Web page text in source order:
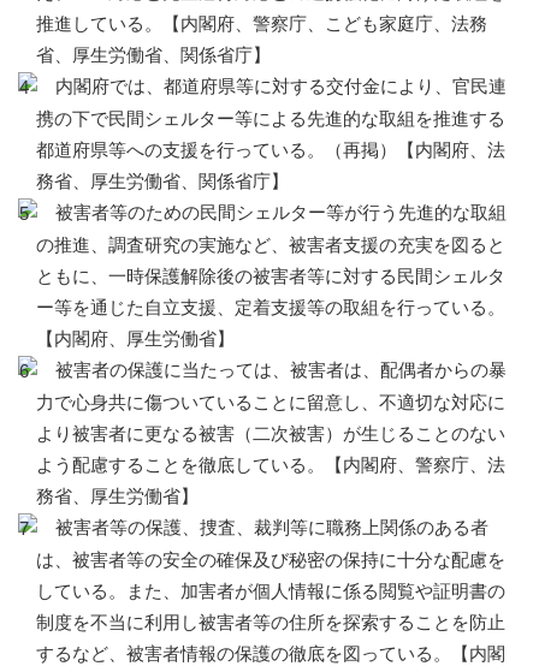
推進している。【内閣府、警察庁、こども家庭庁、法務
省、厚生労働省、関係省庁】
内閣府では、都道府県等に対する交付金により、官民連
携の下で民間シェルター等による先進的な取組を推進する
都道府県等への支援を行っている。（再掲）【内閣府、法
務省、厚生労働省、関係省庁】
被害者等のための民間シェルター等が行う先進的な取組
の推進、調査研究の実施など、被害者支援の充実を図ると
ともに、一時保護解除後の被害者等に対する民間シェルタ
ー等を通じた自立支援、定着支援等の取組を行っている。
【内閣府、厚生労働省】
被害者の保護に当たっては、被害者は、配偶者からの暴
力で心身共に傷ついていることに留意し、不適切な対応に
より被害者に更なる被害（二次被害）が生じることのない
よう配慮することを徹底している。【内閣府、警察庁、法
務省、厚生労働省】
被害者等の保護、捜査、裁判等に職務上関係のある者
は、被害者等の安全の確保及び秘密の保持に十分な配慮を
している。また、加害者が個人情報に係る閲覧や証明書の
制度を不当に利用し被害者等の住所を探索することを防止
するなど、被害者情報の保護の徹底を図っている。【内閣